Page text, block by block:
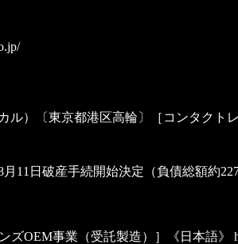
ル）〔東京都港区高輪〕［コンタクトレ
11日破産手続開始決定（負債総額約227
ズOEM事業（受託製造）］《日本語》